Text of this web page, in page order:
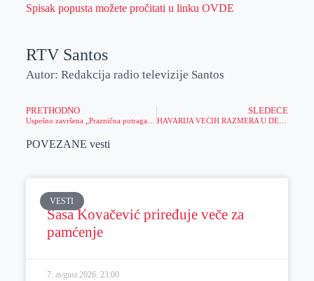
Spisak popusta možete pročitati u linku OVDE
RTV Santos
Autor: Redakcija radio televizije Santos
PRETHODNO
Uspešno završena „Praznična potraga za blagom“
SLEDEĆE
POVEZANE vesti
VESTI
Sasa Kovačević priređuje veče za
pamćenje
7. avgust 2026. 23:00